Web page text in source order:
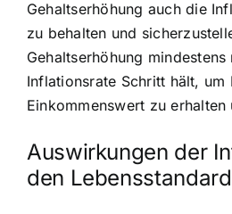
Gehaltserhöhung auch die
zu behalten und
Gehaltserhöhung
Inflationsrate Schritt hält, um
Einkommenswert zu
Auswirkungen der
den Lebensstandard